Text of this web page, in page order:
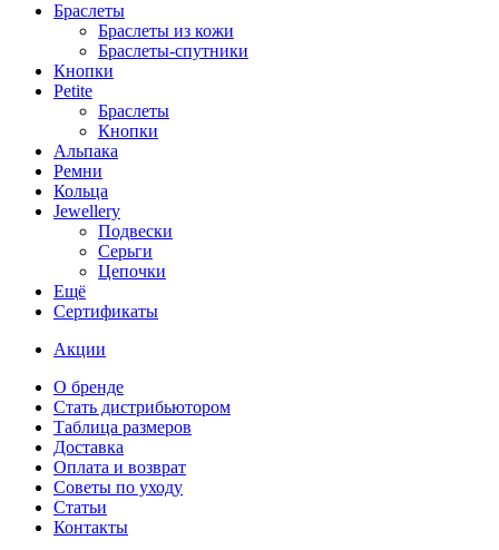
Браслеты
Браслеты из кожи
Браслеты-спутники
Кнопки
Petite
Браслеты
Кнопки
Альпака
Ремни
Кольца
Jewellery
Подвески
Серьги
Цепочки
Ещё
Сертификаты
Акции
О бренде
Стать дистрибьютором
Таблица размеров
Доставка
Оплата и возврат
Советы по уходу
Статьи
Контакты